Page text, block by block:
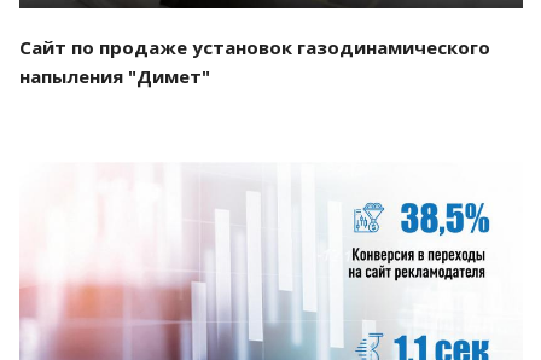
Сайт по продаже установок газодинамического
напыления "Димет"